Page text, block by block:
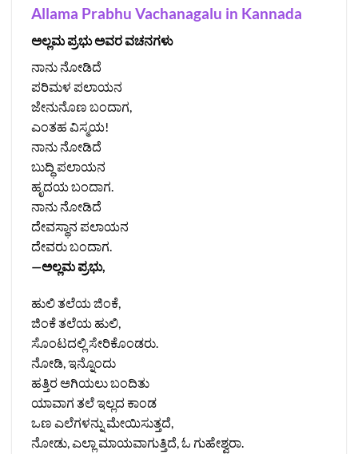
Allama Prabhu Vachanagalu in Kannada
ಅಲ್ಲಮ ಪ್ರಭು ಅವರ ವಚನಗಳು
ನಾನು ನೋಡಿದೆ
ಪರಿಮಳ ಪಲಾಯನ
ಜೇನುನೊಣ ಬಂದಾಗ,
ಎಂತಹ ವಿಸ್ಮಯ!
ನಾನು ನೋಡಿದೆ
ಬುದ್ಧಿ ಪಲಾಯನ
ಹೃದಯ ಬಂದಾಗ.
ನಾನು ನೋಡಿದೆ
ದೇವಸ್ಥಾನ ಪಲಾಯನ
ದೇವರು ಬಂದಾಗ.
—ಅಲ್ಲಮ ಪ್ರಭು,
ಹುಲಿ ತಲೆಯ ಜಿಂಕೆ,
ಜಿಂಕೆ ತಲೆಯ ಹುಲಿ,
ಸೊಂಟದಲ್ಲಿ ಸೇರಿಕೊಂಡರು.
ನೋಡಿ, ಇನ್ನೊಂದು
ಹತ್ತಿರ ಅಗಿಯಲು ಬಂದಿತು
ಯಾವಾಗ ತಲೆ ಇಲ್ಲದ ಕಾಂಡ
ಒಣ ಎಲೆಗಳನ್ನು ಮೇಯಿಸುತ್ತದೆ,
ನೋಡು, ಎಲ್ಲಾ ಮಾಯವಾಗುತ್ತಿದೆ, ಓ ಗುಹೇಶ್ವರಾ.